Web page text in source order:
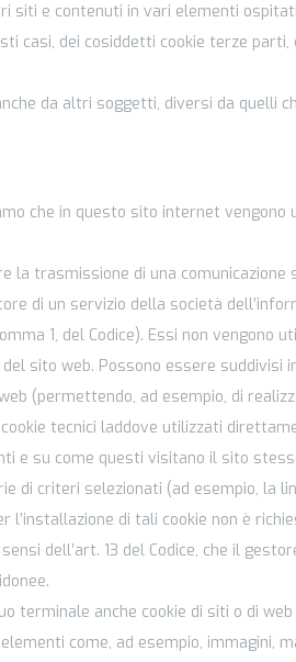
siti e contenuti in vari elementi
casi, dei cosiddetti cookie terze
da altri soggetti, diversi da quelli
che in questo sito internet vengono
la trasmissione di una comunicazione
di un servizio della società
1, del Codice). Essi non vengono
sito web. Possono essere suddivisi
(permettendo, ad esempio, di
tecnici laddove utilizzati
e su come questi visitano il sito
di criteri selezionati (ad esempio, la
di tali cookie non è
dell’art. 13 del Codice, che il
terminale anche cookie di siti o di
come, ad esempio, immagini,